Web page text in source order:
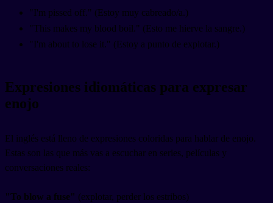
"I'm pissed off." (Estoy muy cabreado/a.)
"This makes my blood boil." (Esto me hierve la sangre.)
"I'm about to lose it." (Estoy a punto de explotar.)
Expresiones idiomáticas para expresar
enojo
El inglés está lleno de expresiones coloridas para hablar de enojo.
Estas son las que más vas a escuchar en series, películas y
conversaciones reales:
"To blow a fuse" (explotar, perder los estribos)